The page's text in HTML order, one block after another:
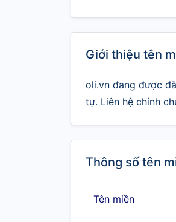
Giới thiệu tên
oli.vn đang được
tự. Liên hệ chính
Thông số tên
Tên miền